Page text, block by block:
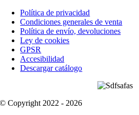
Política de privacidad
Condiciones generales de venta
Política de envío, devoluciones
Ley de cookies
GPSR
Accesibilidad
Descargar catálogo
© Copyright 2022 - 2026